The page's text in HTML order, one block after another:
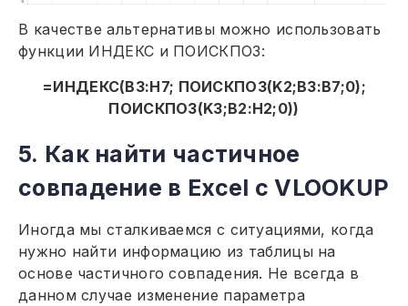
В качестве альтернативы можно использовать
функции ИНДЕКС и ПОИСКПОЗ:
=ИНДЕКС(B3:H7; ПОИСКПОЗ(K2;B3:B7;0);
ПОИСКПОЗ(K3;B2:H2;0))
5. Как найти частичное
совпадение в Excel с VLOOKUP
Иногда мы сталкиваемся с ситуациями, когда
нужно найти информацию из таблицы на
основе частичного совпадения. Не всегда в
данном случае изменение параметра